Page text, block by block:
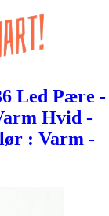
Led Pære -
Hvid -
: Varm -